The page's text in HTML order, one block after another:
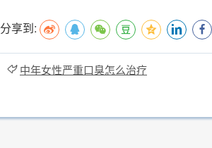
分享到:
中年女性严重口臭怎么治疗